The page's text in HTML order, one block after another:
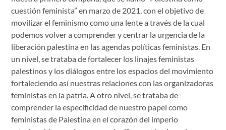
cuestión feminista” en marzo de 2021, con el objetivo de
movilizar el feminismo como una lente a través de la cual
podemos volver a comprender y centrar la urgencia de la
liberación palestina en las agendas políticas feministas. En
un nivel, se trataba de fortalecer los linajes feministas
palestinos y los diálogos entre los espacios del movimiento
fortaleciendo así nuestras relaciones con las organizadoras
feministas en la patria. A otro nivel, se trataba de
comprender la especificidad de nuestro papel como
feministas de Palestina en el corazón del imperio